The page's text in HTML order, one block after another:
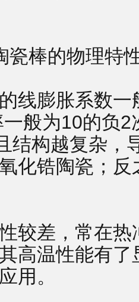
瓷棒的物理特
线膨胀系数
般为10的负
结构越复杂，
化锆陶瓷；
较差，常在
高温性能有
用。